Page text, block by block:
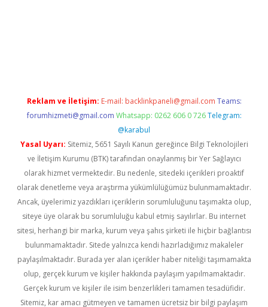
Reklam ve İletişim: E-mail: backlinkpaneli@gmail.com Teams:
forumhizmeti@gmail.com Whatsapp: 0262 606 0 726 Telegram:
@karabul
Yasal Uyarı: Sitemiz, 5651 Sayılı Kanun gereğince Bilgi Teknolojileri
ve İletişim Kurumu (BTK) tarafından onaylanmış bir Yer Sağlayıcı
olarak hizmet vermektedir. Bu nedenle, sitedeki içerikleri proaktif
olarak denetleme veya araştırma yükümlülüğümüz bulunmamaktadır.
Ancak, üyelerimiz yazdıkları içeriklerin sorumluluğunu taşımakta olup,
siteye üye olarak bu sorumluluğu kabul etmiş sayılırlar. Bu internet
sitesi, herhangi bir marka, kurum veya şahıs şirketi ile hiçbir bağlantısı
bulunmamaktadır. Sitede yalnızca kendi hazırladığımız makaleler
paylaşılmaktadır. Burada yer alan içerikler haber niteliği taşımamakta
olup, gerçek kurum ve kişiler hakkında paylaşım yapılmamaktadır.
Gerçek kurum ve kişiler ile isim benzerlikleri tamamen tesadüfidir.
Sitemiz, kar amacı gütmeyen ve tamamen ücretsiz bir bilgi paylaşım